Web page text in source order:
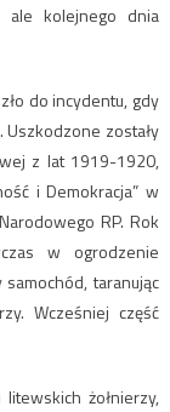
ale kolejnego dnia
do incydentu, gdy
Uszkodzone zostały
z lat 1919-1920,
i Demokracja” w
RP. Rok
w ogrodzenie
taranując
Wcześniej część
żołnierzy,